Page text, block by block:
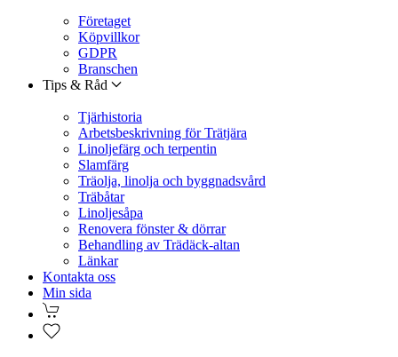
Företaget
Köpvillkor
GDPR
Branschen
Tips & Råd
Tjärhistoria
Arbetsbeskrivning för Trätjära
Linoljefärg och terpentin
Slamfärg
Träolja, linolja och byggnadsvård
Träbåtar
Linoljesåpa
Renovera fönster & dörrar
Behandling av Trädäck-altan
Länkar
Kontakta oss
Min sida